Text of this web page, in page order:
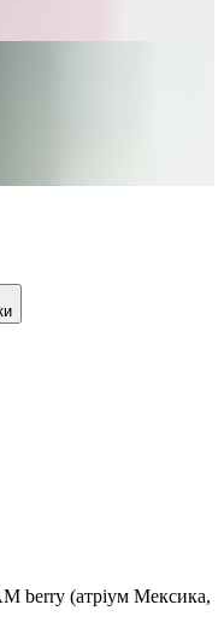
berry (атріум Мексика,